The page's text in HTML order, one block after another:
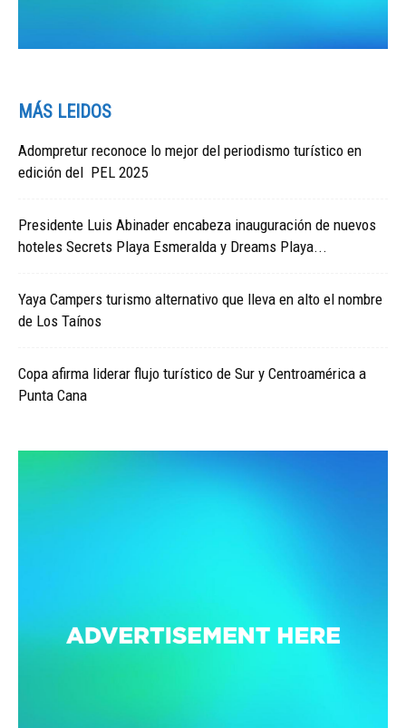
MÁS LEIDOS
Adompretur reconoce lo mejor del periodismo turístico en
edición del PEL 2025
Presidente Luis Abinader encabeza inauguración de nuevos
hoteles Secrets Playa Esmeralda y Dreams Playa...
Yaya Campers turismo alternativo que lleva en alto el nombre
de Los Taínos
Copa afirma liderar flujo turístico de Sur y Centroamérica a
Punta Cana